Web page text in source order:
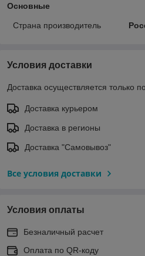
Основные
Страна производитель
Условия доставки
Доставка осуществляется только
Доставка курьером
Доставка в регионы
Доставка "Самовывоз"
Все условия доставки
Условия оплаты
Безналичный расчет
Оплата по QR-коду